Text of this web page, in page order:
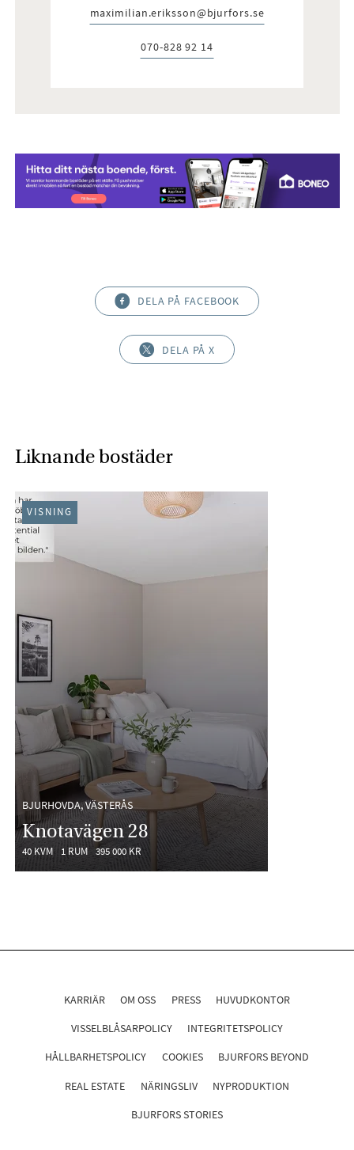
E-post:
maximilian.eriksson@bjurfors.se
Telefon:
070-828 92 14
DELA PÅ FACEBOOK
DELA PÅ X
Liknande bostäder
BJURHOVDA, VÄSTERÅS
Knotavägen 28
40 KVM 1 RUM 395 000 KR
VISNING
KARRIÄR OM OSS PRESS HUVUDKONTOR
VISSELBLÅSARPOLICY INTEGRITETSPOLICY
HÅLLBARHETSPOLICY COOKIES BJURFORS BEYOND
REAL ESTATE NÄRINGSLIV NYPRODUKTION
BJURFORS STORIES